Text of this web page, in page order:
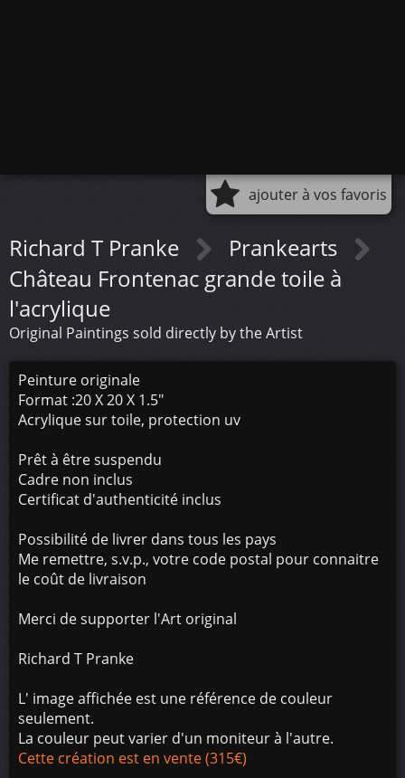
ajouter à vos favoris
Richard T Pranke
Prankearts
Château Frontenac grande toile à
l'acrylique
Original Paintings sold directly by the Artist
Peinture originale
Format :20 X 20 X 1.5"
Acrylique sur toile, protection uv
Prêt à être suspendu
Cadre non inclus
Certificat d'authenticité inclus
Possibilité de livrer dans tous les pays
Me remettre, s.v.p., votre code postal pour connaitre
le coût de livraison
Merci de supporter l'Art original
Richard T Pranke
L' image affichée est une référence de couleur
seulement.
La couleur peut varier d'un moniteur à l'autre.
Cette création est en vente (315€)